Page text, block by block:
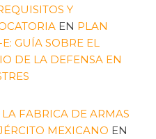
Y
EN PLAN
GUÍA SOBRE EL
DE LA DEFENSA EN
LA FABRICA DE ARMAS
MEXICANO EN